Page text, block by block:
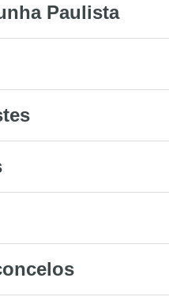
Paulista